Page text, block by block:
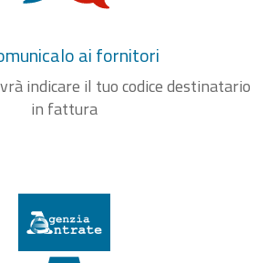
ai fornitori
indicare il tuo codice destinatario
in fattura